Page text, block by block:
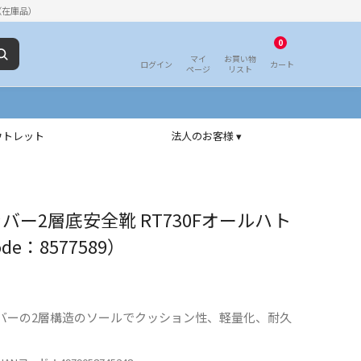
庫品）
ログイン
マイ
ページ
お買い物
リスト
0
カート
レット 法人のお客様 ▾
ー2層底安全靴 RT730Fオールハト
：8577589）
ーの2層構造のソールでクッション性、軽量化、耐久